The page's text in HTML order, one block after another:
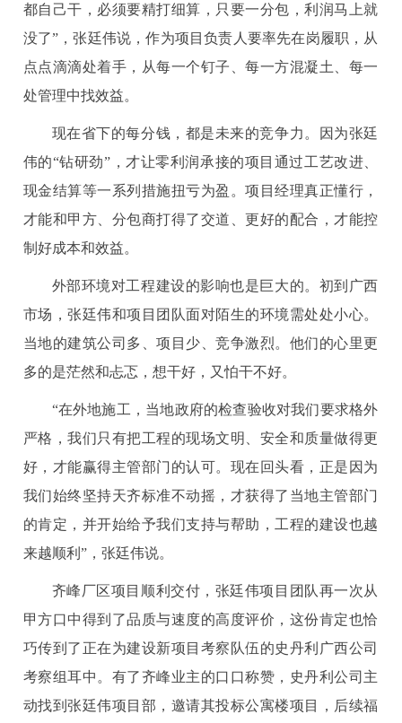
都自己干，必须要精打细算，只要一分包，利润马上就
没了”，张廷伟说，作为项目负责人要率先在岗履职，从
点点滴滴处着手，从每一个钉子、每一方混凝土、每一
处管理中找效益。
现在省下的每分钱，都是未来的竞争力。因为张廷
伟的“钻研劲”，才让零利润承接的项目通过工艺改进、
现金结算等一系列措施扭亏为盈。项目经理真正懂行，
才能和甲方、分包商打得了交道、更好的配合，才能控
制好成本和效益。
外部环境对工程建设的影响也是巨大的。初到广西
市场，张廷伟和项目团队面对陌生的环境需处处小心。
当地的建筑公司多、项目少、竞争激烈。他们的心里更
多的是茫然和忐忑，想干好，又怕干不好。
“在外地施工，当地政府的检查验收对我们要求格外
严格，我们只有把工程的现场文明、安全和质量做得更
好，才能赢得主管部门的认可。现在回头看，正是因为
我们始终坚持天齐标准不动摇，才获得了当地主管部门
的肯定，并开始给予我们支持与帮助，工程的建设也越
来越顺利”，张廷伟说。
齐峰厂区项目顺利交付，张廷伟项目团队再一次从
甲方口中得到了品质与速度的高度评价，这份肯定也恰
巧传到了正在为建设新项目考察队伍的史丹利广西公司
考察组耳中。有了齐峰业主的口口称赞，史丹利公司主
动找到张廷伟项目部，邀请其投标公寓楼项目，后续福